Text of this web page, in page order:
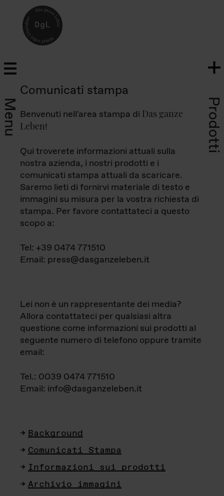
Menu Prodotti
Comunicati stampa
Benvenuti nell'area stampa di Das ganze
Leben!
Qui troverete informazioni attuali sulla
nostra azienda, i nostri prodotti e i
comunicati stampa attuali da scaricare.
Saremo lieti di fornirvi materiale di testo e
immagini su misura per la vostra richiesta di
stampa. Per favore contattateci a questo
scopo a:
Tel: +39 0474 771510
Email: press@dasganzeleben.it
Lei non è un rappresentante dei media?
Allora contattateci per qualsiasi altra
questione come informazioni sui prodotti al
seguente numero di telefono oppure tramite
email:
Tel.: 0039 0474 771510
Email: info@dasganzeleben.it
Background
Comunicati Stampa
Informazioni sui prodotti
Archivio immagini